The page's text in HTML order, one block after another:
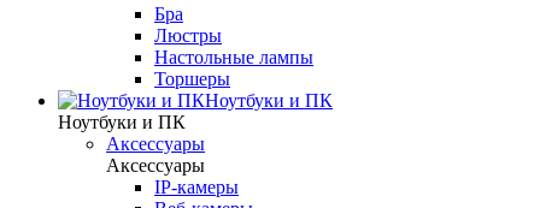
Бра
Люстры
Настольные лампы
Торшеры
Ноутбуки и ПК
Ноутбуки и ПК
Аксессуары
Аксессуары
IP-камеры